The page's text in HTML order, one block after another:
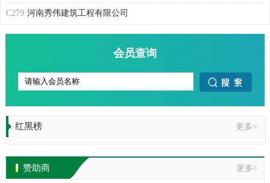
C279 河南秀伟建筑工程有限公司
C277 河南春之阳商贸有限公司
C276 河南万工环保材料有限公司
C275 平顶山市得旗地坪工程有限公司
C273
C272
C270 郑州阿力克建材有限公司
C268 柘城县众浩建筑材料有限公司
会员查询
更多>
红黑榜
更多>
赞助商